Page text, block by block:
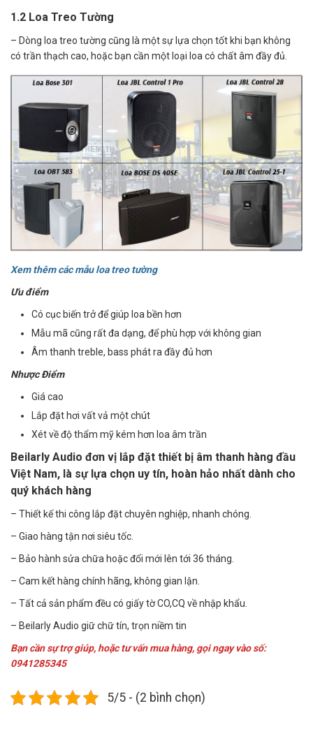
1.2 Loa Treo Tường
– Dòng loa treo tường cũng là một sự lựa chọn tốt khi bạn không
có trần thạch cao, hoặc bạn cần một loại loa có chất âm đầy đủ.
Xem thêm các mẫu loa treo tường
Ưu điểm
Có cục biến trở để giúp loa bền hơn
Mẫu mã cũng rất đa dạng, để phù hợp với không gian
Âm thanh treble, bass phát ra đầy đủ hơn
Nhược Điểm
Giá cao
Lắp đặt hơi vất vả một chút
Xét về độ thẩm mỹ kém hơn loa âm trần
Beilarly Audio đơn vị lắp đặt thiết bị âm thanh hàng đầu
Việt Nam, là sự lựa chọn uy tín, hoàn hảo nhất dành cho
quý khách hàng
– Thiết kế thi công lắp đặt chuyên nghiệp, nhanh chóng.
– Giao hàng tận nơi siêu tốc.
– Bảo hành sửa chữa hoặc đổi mới lên tới 36 tháng.
– Cam kết hàng chính hãng, không gian lận.
– Tất cả sản phẩm đều có giấy tờ CO,CQ về nhập khẩu.
– Beilarly Audio giữ chữ tín, trọn niềm tin
Bạn cần sự trợ giúp, hoặc tư vấn mua hàng, gọi ngay vào số:
0941285345
5/5 - (2 bình chọn)